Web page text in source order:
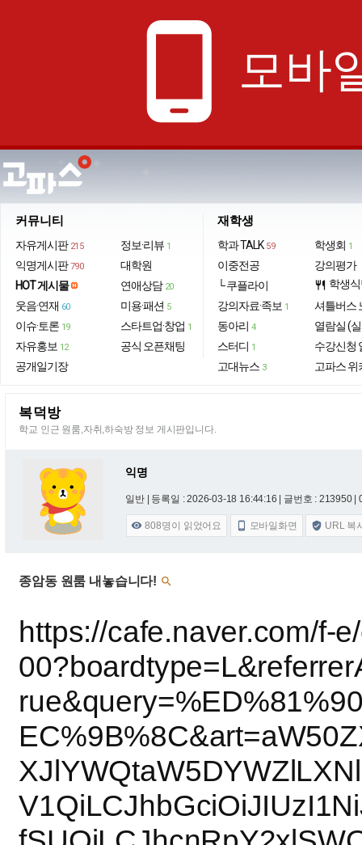
phone_android 모바
커뮤니티
자유게시판 215
익명게시판 790
HOT 게시물
웃음·연재 60
이슈·토론 19
자유홍보 12
공개일기장
정보·리뷰 1
대학원
연애상담 20
미용·패션 5
스타트업·창업 1
공식 오픈채팅
재학생
학과 TALK 59
이중전공
└ 쿠플라이
강의자료·족보 1
동아리 4
스터디 1
고대뉴스 3
학생회 1
강의평가
restaurant 학생
셔틀버스
열람실 (
수강신청
고파스 위
복덕방
학교 인근 원룸,자취,하숙방 정보 게시판입니다.
익명
일반 | 등록일 : 2026-03-18 16:44:16 | 글번호 : 213950 |
 808명이 읽었어요  모바일화면  URL 복
종암동 원룸 내놓습니다! 
https://cafe.naver.com/f-